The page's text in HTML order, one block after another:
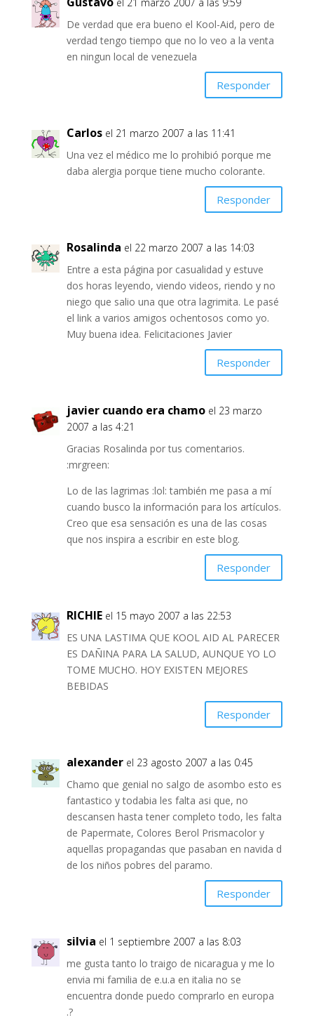
el 21 marzo 2007 a las 9:59
De verdad que era bueno el Kool-Aid, pero de
verdad tengo tiempo que no lo veo a la venta
en ningun local de venezuela
Responder
Carlos el 21 marzo 2007 a las 11:41
Una vez el médico me lo prohibió porque me
daba alergia porque tiene mucho colorante.
Responder
Rosalinda el 22 marzo 2007 a las 14:03
Entre a esta página por casualidad y estuve
dos horas leyendo, viendo videos, riendo y no
niego que salio una que otra lagrimita. Le pasé
el link a varios amigos ochentosos como yo.
Muy buena idea. Felicitaciones Javier
Responder
javier cuando era chamo el 23 marzo
2007 a las 4:21
Gracias Rosalinda por tus comentarios.
:mrgreen:
Lo de las lagrimas :lol: también me pasa a mí
cuando busco la información para los artículos.
Creo que esa sensación es una de las cosas
que nos inspira a escribir en este blog.
Responder
RICHIE el 15 mayo 2007 a las 22:53
ES UNA LASTIMA QUE KOOL AID AL PARECER
ES DAÑINA PARA LA SALUD, AUNQUE YO LO
TOME MUCHO. HOY EXISTEN MEJORES
BEBIDAS
Responder
alexander el 23 agosto 2007 a las 0:45
Chamo que genial no salgo de asombo esto es
fantastico y todabia les falta asi que, no
descansen hasta tener completo todo, les falta
de Papermate, Colores Berol Prismacolor y
aquellas propagandas que pasaban en navida d
de los niños pobres del paramo.
Responder
silvia el 1 septiembre 2007 a las 8:03
me gusta tanto lo traigo de nicaragua y me lo
envia mi familia de e.u.a en italia no se
encuentra donde puedo comprarlo en europa
.?